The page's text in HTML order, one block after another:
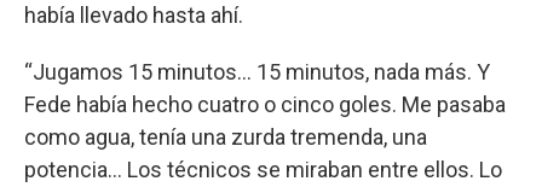
había llevado hasta ahí.
“Jugamos 15 minutos… 15 minutos, nada más. Y
Fede había hecho cuatro o cinco goles. Me pasaba
como agua, tenía una zurda tremenda, una
potencia… Los técnicos se miraban entre ellos. Lo